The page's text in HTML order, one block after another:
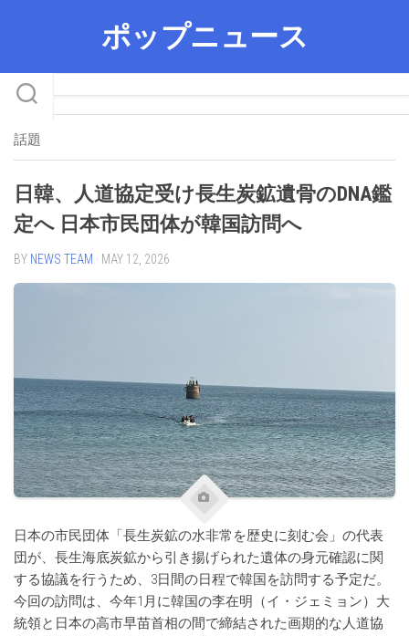
ポップニュース
話題
日韓、人道協定受け長生炭鉱遺骨のDNA鑑
定へ 日本市民団体が韓国訪問へ
BY NEWS TEAM · MAY 12, 2026
日本の市民団体「長生炭鉱の水非常を歴史に刻む会」の代表
団が、長生海底炭鉱から引き揚げられた遺体の身元確認に関
する協議を行うため、3日間の日程で韓国を訪問する予定だ。
今回の訪問は、今年1月に韓国の李在明（イ・ジェミョン）大
統領と日本の高市早苗首相の間で締結された画期的な人道協